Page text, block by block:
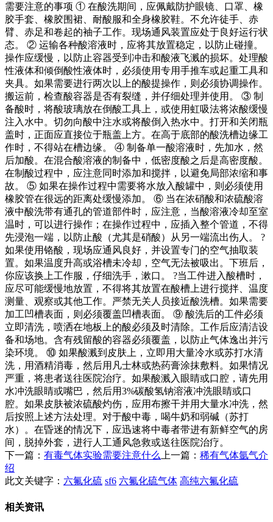
需要注意的事项 ① 在酸洗期间，应佩戴防护眼镜、口罩、橡
胶手套、橡胶围裙、耐酸服和全身橡胶鞋。不允许徒手、赤
臂、赤足和卷起的袖子工作。现场通风装置应处于良好运行状
态。 ② 运输各种酸溶液时，应将其放置稳定，以防止碰撞。
操作应缓慢，以防止容器受到冲击和酸液飞溅的损坏。处理酸
性液体和倾倒酸性液体时，必须使用专用手推车或起重工具和
夹具。如果需要进行两次以上的酸提操作，则必须协调操作。
搬运前，检查酸容器是否有裂缝，并仔细处理并使用。 ③ 制
备酸时，将酸玻璃放在倒酸工具上，或使用虹吸法将浓酸缓慢
注入水中。切勿向酸中注水或将酸倒入热水中。打开和关闭瓶
盖时，正面应直接位于瓶盖上方。在高于底部的酸洗槽边缘工
作时，不得站在槽边缘。 ④ 制备单一酸溶液时，先加水，然
后加酸。在混合酸溶液的制备中，低密度酸之后是高密度酸。
在制酸过程中，应注意同时添加和搅拌，以避免局部浓缩和事
故。 ⑤ 如果在操作过程中需要将水放入酸罐中，则必须使用
橡胶管在很远的距离处缓慢添加。 ⑥ 当在浓硝酸和浓硫酸溶
液中酸洗带有通孔的管道部件时，应注意，当酸溶液冷却至室
温时，可以进行操作；在操作过程中，应插入整个管道，不得
先浸泡一端，以防止酸（尤其是硝酸）从另一端流出伤人。 ?
如果使用铬酸，现场应通风良好，并设置专门的空气抽取装
置。如果温度升高或浴槽未冷却，空气无法被吸出。下班后，
你应该换上工作服，仔细洗手，漱口。 ?当工件进入酸槽时，
应尽可能缓慢地放置，不得将其放置在酸槽上进行搅拌、温度
测量、观察或其他工作。严禁无关人员接近酸洗槽。如果需要
加工凹槽表面，则必须覆盖凹槽表面。 ⑨ 酸洗后的工件必须
立即清洗，喷洒在地板上的酸必须及时清除。工作后应清洁设
备和场地。含有残留酸的容器必须覆盖，以防止气体逸出并污
染环境。 ⑩ 如果酸溅到皮肤上，立即用大量冷水或苏打水清
洗，用酒精消毒，然后用凡士林或热药膏涂抹敷料。如果情况
严重，将患者送往医院治疗。如果酸溅入眼睛或口腔，请先用
水冲洗眼睛或嘴巴，然后用3%碳酸氢钠溶液冲洗眼睛或口
腔。如果皮肤被浓硫酸灼伤，应用布擦干并用大量水冲洗，然
后按照上述方法处理。对于酸中毒，喝牛奶和弱碱（苏打
水）。在昏迷的情况下，应迅速将中毒者带进有新鲜空气的房
间，脱掉外套，进行人工通风急救或送往医院治疗。
下一篇： 有毒气体实验需要注意什么 上一篇： 稀有气体氩气介
绍
此文关键字： 六氟化硫 sf6 六氟化硫气体 高纯六氟化硫
相关资讯